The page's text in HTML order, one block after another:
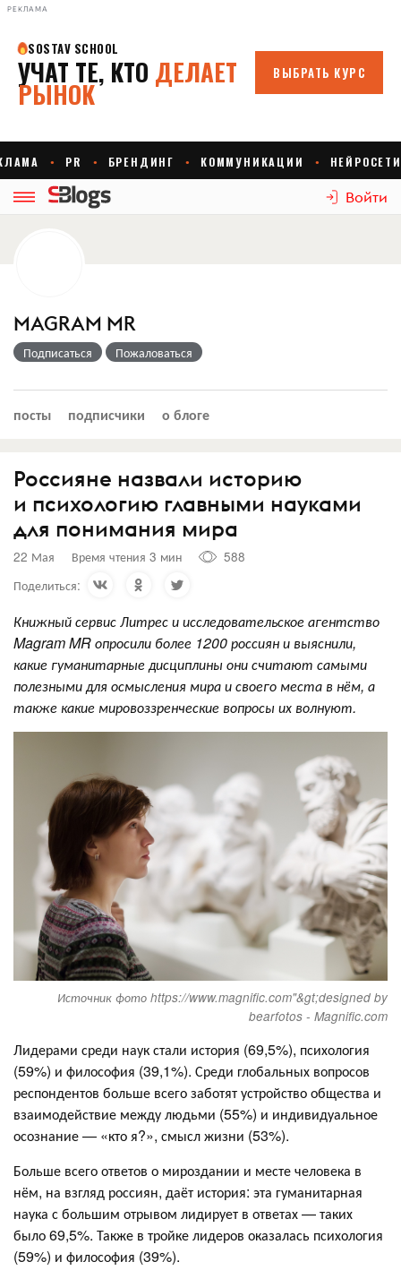
РЕКЛАМА
Войти
MAGRAM MR
Подписаться Пожаловаться
посты подписчики о блоге
Россияне назвали историю
и психологию главными науками
для понимания мира
22 Мая Время чтения 3 мин
588
Поделиться:
Книжный сервис Литрес и исследовательское агентство
Magram MR опросили более 1200 россиян и выяснили,
какие гуманитарные дисциплины они считают самыми
полезными для осмысления мира и своего места в нём, а
также какие мировоззренческие вопросы их волнуют.
Источник фото https://www.magnific.com"&gt;designed by
bearfotos - Magnific.com
Лидерами среди наук стали история (69,5%), психология
(59%) и философия (39,1%). Среди глобальных вопросов
респондентов больше всего заботят устройство общества и
взаимодействие между людьми (55%) и индивидуальное
осознание — «кто я?», смысл жизни (53%).
Больше всего ответов о мироздании и месте человека в
нём, на взгляд россиян, даёт история: эта гуманитарная
наука с большим отрывом лидирует в ответах — таких
было 69,5%. Также в тройке лидеров оказалась психология
(59%) и философия (39%).